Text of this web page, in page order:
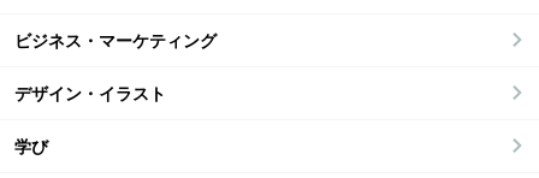
ビジネス・マーケティング
デザイン・イラスト
学び